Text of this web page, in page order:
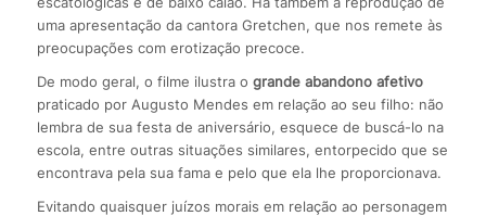
uma apresentação da cantora Gretchen, que nos remete às
preocupações com erotização precoce.
De modo geral, o filme ilustra o grande abandono afetivo
praticado por Augusto Mendes em relação ao seu filho: não
lembra de sua festa de aniversário, esquece de buscá-lo na
escola, entre outras situações similares, entorpecido que se
encontrava pela sua fama e pelo que ela lhe proporcionava.
Evitando quaisquer juízos morais em relação ao personagem